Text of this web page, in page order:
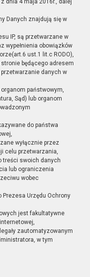
dnia 4 maja 2016r., dalej
Danych znajdują się w
IP, są przetwarzane w
wypełnienia obowiązków
ust.1 lit.c RODO),
będącego adresem
danych w
państwowym,
Sąd) lub organom
do państwa
wyłącznie przez
celu przetwarzania,
treści swoich danych
lub ograniczenia
wobec
Prezesa Urzędu Ochrony
jest fakultatywne
zautomatyzowanym
w tym